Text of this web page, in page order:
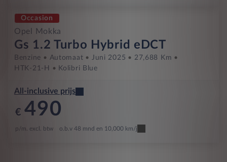
Occasion
Opel Mokka
Gs 1.2 Turbo Hybrid eDCT
Benzine Automaat Juni 2025
27,688 Km
HTK-21-H
Kolibri Blue
All-inclusive prijs
€ 490
p/m. excl. btw o.b.v 48 mnd en 10,000 km/j